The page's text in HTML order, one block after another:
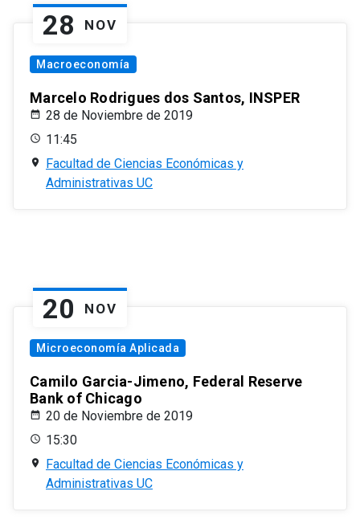
28 NOV
Macroeconomía
Marcelo Rodrigues dos Santos, INSPER
28 de Noviembre de 2019
11:45
Facultad de Ciencias Económicas y
Administrativas UC
20 NOV
Microeconomía Aplicada
Camilo Garcia-Jimeno, Federal Reserve
Bank of Chicago
20 de Noviembre de 2019
15:30
Facultad de Ciencias Económicas y
Administrativas UC